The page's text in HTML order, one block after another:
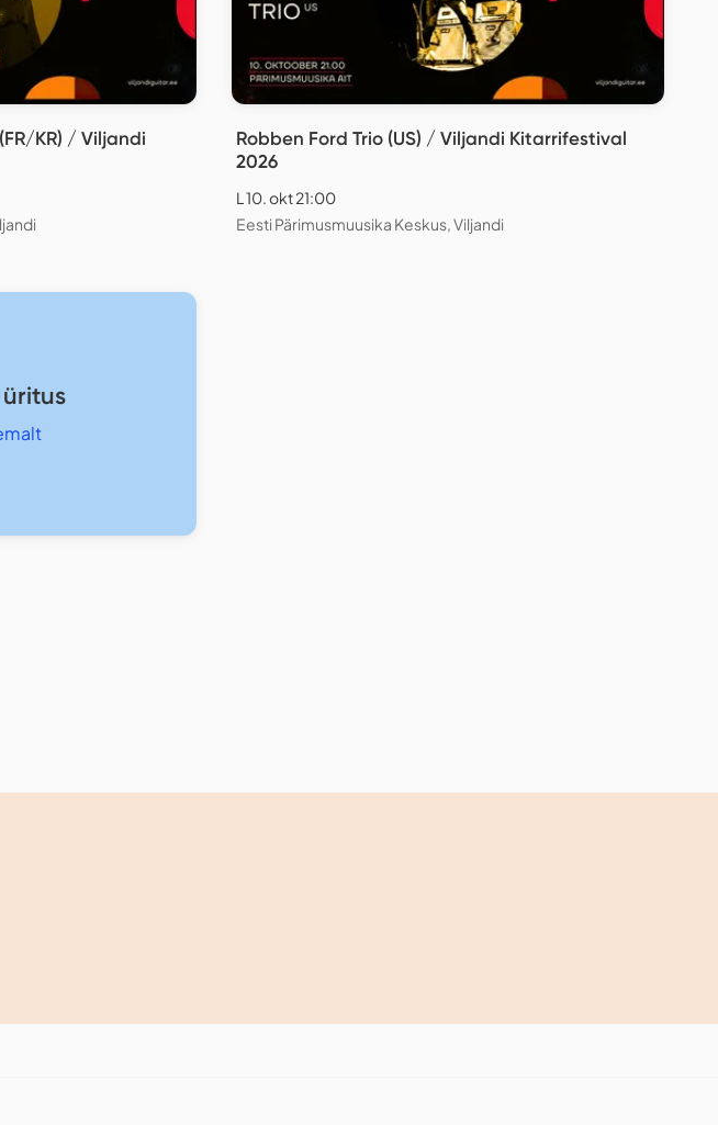
/ Viljandi
Robben Ford Trio (US) / Viljandi Kitarrifestival
2026
L 10. okt 21:00
Eesti Pärimusmuusika Keskus, Viljandi